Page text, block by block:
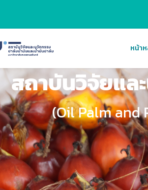
หน้า
สถาบันวิจัยแล
(Oil Palm and